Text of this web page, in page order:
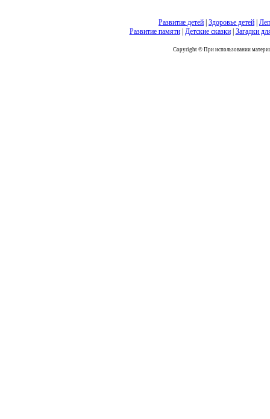
Развитие детей Здоровье детей
Развитие памяти| Детские сказки| Загадки
Copyright © При использовании